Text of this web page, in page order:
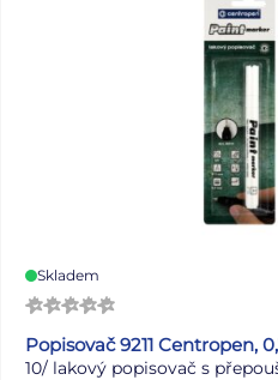
linkované Gramáž listů
křídový papír 300 g/m2 s
Víte, co
Skladem
Popisovač 9211 Centropen,
10/ lakový popisovač s